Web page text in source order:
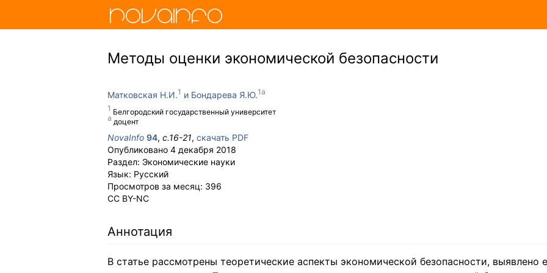
Методы оценки экономической безопасности
Матковская Н.И.
Белгородский государственный университет
Бондарева Я.Ю.
доцент
NovaInfo 94, с.16-21, скачать PDF
Опубликовано 4 декабря 2018
Раздел: Экономические науки
Язык: Русский
Просмотров за месяц: 396
CC BY-NC
Аннотация
В статье рассмотрены теоретические аспекты экономической безопасности, выявлено